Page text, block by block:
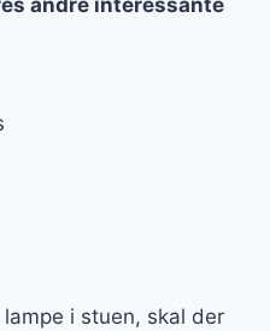
i stuen, skal der